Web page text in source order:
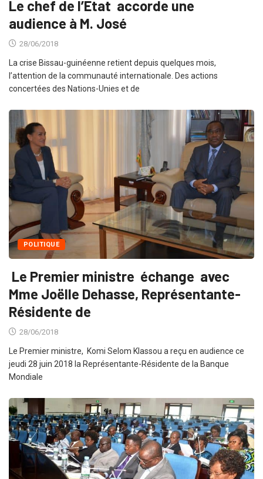
Le chef de l’Etat accorde une
audience à M. José
28/06/2018
La crise Bissau-guinéenne retient depuis quelques mois,
l’attention de la communauté internationale. Des actions
concertées des Nations-Unies et de
POLITIQUE
Le Premier ministre échange avec
Mme Joëlle Dehasse, Représentante-
Résidente de
28/06/2018
Le Premier ministre, Komi Selom Klassou a reçu en audience ce
jeudi 28 juin 2018 la Représentante-Résidente de la Banque
Mondiale